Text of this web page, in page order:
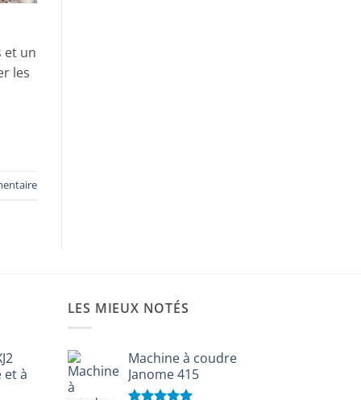
et un
les
et à
LES MIEUX NOTÉS
Machine à coudre
Janome 415